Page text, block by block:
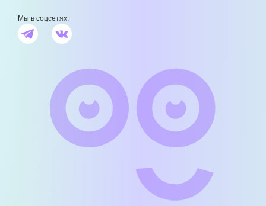
Мы в соцсетях: